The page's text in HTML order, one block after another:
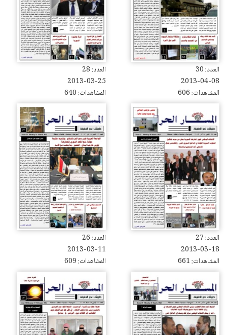
العدد: 30
2013-04-08
المشاهدات: 606
العدد: 28
2013-03-25
المشاهدات: 640
العدد: 27
2013-03-18
المشاهدات: 661
العدد: 26
2013-03-11
المشاهدات: 609